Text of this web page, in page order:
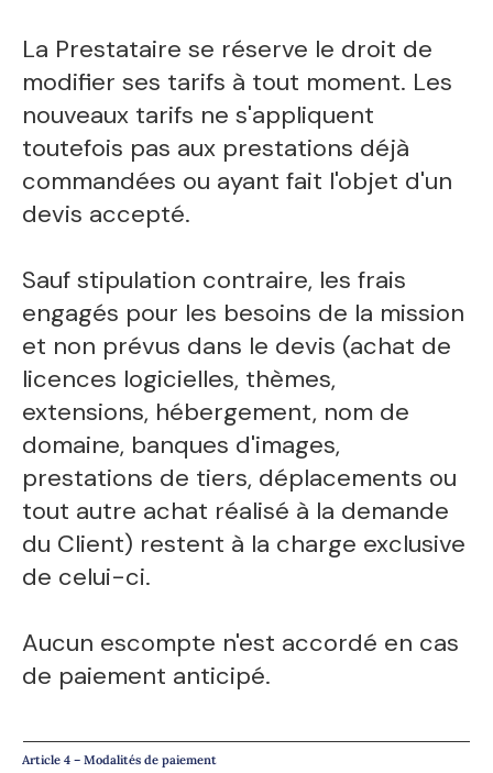
La Prestataire se réserve le droit de
modifier ses tarifs à tout moment. Les
nouveaux tarifs ne s'appliquent
toutefois pas aux prestations déjà
commandées ou ayant fait l'objet d'un
devis accepté.
Sauf stipulation contraire, les frais
engagés pour les besoins de la mission
et non prévus dans le devis (achat de
licences logicielles, thèmes,
extensions, hébergement, nom de
domaine, banques d'images,
prestations de tiers, déplacements ou
tout autre achat réalisé à la demande
du Client) restent à la charge exclusive
de celui-ci.
Aucun escompte n'est accordé en cas
de paiement anticipé.
Article 4 – Modalités de paiement